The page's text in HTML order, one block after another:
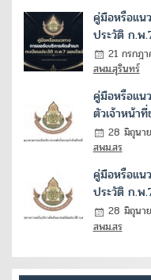
คู่มือหรือแน
ประวัติ ก.พ
21 กรกฎ
สพม.สุรินทร์
คู่มือหรือแน
ตัวเจ้าหน้า
28 มิถุนา
สพม.สร
คู่มือหรือแน
ประวัติ ก.พ
28 มิถุนา
สพม.สร